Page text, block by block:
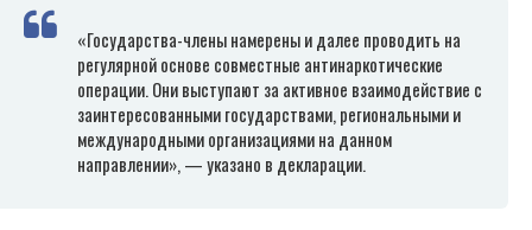
«Государства-члены намерены и далее проводить на
регулярной основе совместные антинаркотические
операции. Они выступают за активное взаимодействие с
заинтересованными государствами, региональными и
международными организациями на данном
направлении», — указано в декларации.